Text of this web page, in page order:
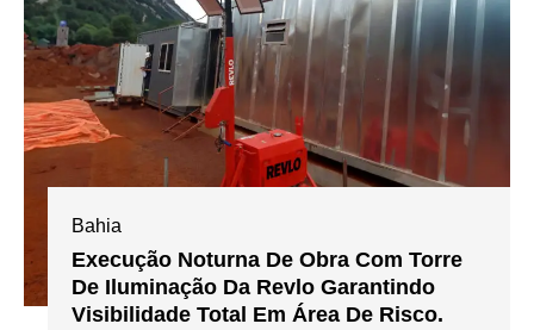
Bahia
Execução Noturna De Obra Com Torre
De Iluminação Da Revlo Garantindo
Visibilidade Total Em Área De Risco.